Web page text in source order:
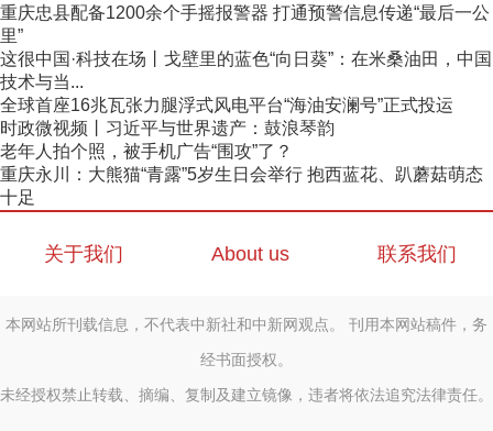
重庆忠县配备1200余个手摇报警器 打通预警信息传递“最后一公
里”
这很中国·科技在场丨戈壁里的蓝色“向日葵”：在米桑油田，中国
技术与当...
全球首座16兆瓦张力腿浮式风电平台“海油安澜号”正式投运
时政微视频丨习近平与世界遗产：鼓浪琴韵
老年人拍个照，被手机广告“围攻”了？
重庆永川：大熊猫“青露”5岁生日会举行 抱西蓝花、趴蘑菇萌态
十足
关于我们 About us 联系我们
本网站所刊载信息，不代表中新社和中新网观点。 刊用本网站稿件，务
经书面授权。
未经授权禁止转载、摘编、复制及建立镜像，违者将依法追究法律责任。